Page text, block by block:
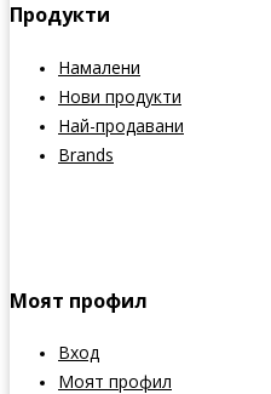
Продукти
Намалени
Нови продукти
Най-продавани
Brands
Моят профил
Вход
Моят профил